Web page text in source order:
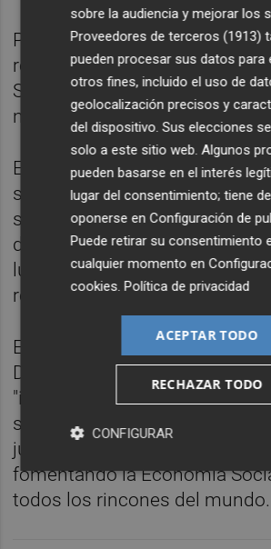
Para Pedreño, "comienza una
retos en un momento en el
Social goza de un gran
nivel estatal e internacional".
Este modelo empresarial da
según Pedreño, a tres
sociedad europea: "Refuerza
democracias, facilita la
lucha contra el cambio
reduce las desigualdades".
En la clausura de esta
Díaz defendió este modelo
"impulsor de un desarrollo
sostenible, democrático y
justo" y se comprometió a
fomentando la Economía
todos los rincones del mundo.
sobre la audiencia y mejorar los
Proveedores de terceros (1913)
pueden procesar sus datos para
otros fines, incluido el uso de
geolocalización precisos y
del dispositivo. Sus elecciones
solo a este sitio web. Algunos
pueden basarse en el interés
lugar del consentimiento; tiene
oponerse enConfiguración de
Puede retirar su consentimiento
cualquier momento en
cookies .Política de privacidad
ACEPTAR TODO
RECHAZAR TODO
CONFIGURAR